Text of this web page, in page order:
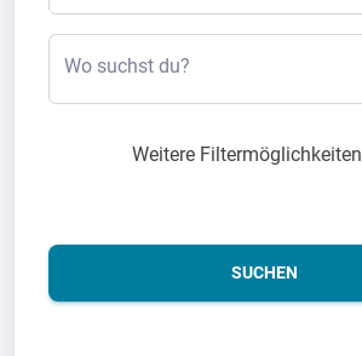
Wo suchst du?
Weitere Filtermöglichkeiten
SUCHEN